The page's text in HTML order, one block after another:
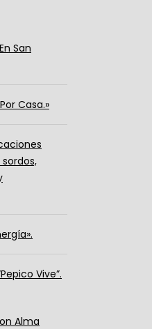
San
Casa.»
Vive”.
Alma